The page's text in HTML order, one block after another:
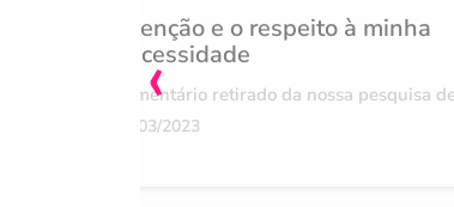
Atenção e o respeito à minha
necessidade
Comentário retirado da nossa pesquisa
07/03/2023
‹